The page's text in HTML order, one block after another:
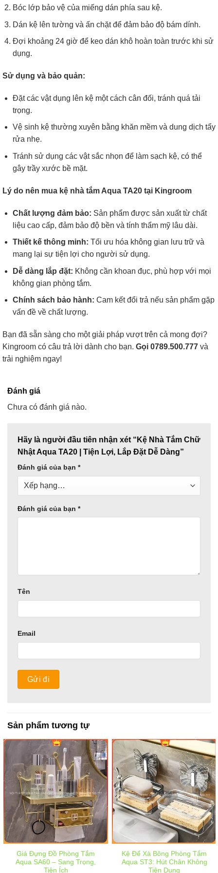
Bóc lớp bảo vệ của miếng dán phía sau kệ.
Dán kệ lên tường và ấn chặt để đảm bảo độ bám dính.
Đợi khoảng 24 giờ để keo dán khô hoàn toàn trước khi sử
dụng.
Sử dụng và bảo quản:
Đặt các vật dụng lên kệ một cách cân đối, tránh quá tải
trọng.
Vệ sinh kệ thường xuyên bằng khăn mềm và dung dịch tẩy
rửa nhẹ.
Tránh sử dụng các vật sắc nhọn để làm sạch kệ, có thể
gây trầy xước bề mặt.
Lý do nên mua kệ nhà tắm Aqua TA20 tại Kingroom
Chất lượng đảm bảo: Sản phẩm được sản xuất từ chất
liệu cao cấp, đảm bảo độ bền và tính thẩm mỹ lâu dài.
Thiết kế thông minh: Tối ưu hóa không gian lưu trữ và
mang lại sự tiện lợi cho người sử dụng.
Dễ dàng lắp đặt: Không cần khoan đục, phù hợp với mọi
không gian phòng tắm.
Chính sách bảo hành: Cam kết đổi trả nếu sản phẩm gặp
vấn đề về chất lượng.
Bạn đã sẵn sàng cho một giải pháp vượt trên cả mong đợi?
Kingroom có câu trả lời dành cho bạn. Gọi 0789.500.777 và
trải nghiệm ngay!
Đánh giá
Chưa có đánh giá nào.
Hãy là người đầu tiên nhận xét “Kệ Nhà Tắm Chữ
Nhật Aqua TA20 | Tiện Lợi, Lắp Đặt Dễ Dàng”
Đánh giá của bạn *
Đánh giá của bạn *
Tên
Email
Sản phẩm tương tự
Giá Đựng Đồ Phòng Tắm
Aqua SA60 – Sang Trọng,
Tiện Ích
Kệ Để Xà Bông Phòng Tắm
Aqua ST3: Hút Chân Không
Tiện Dụng